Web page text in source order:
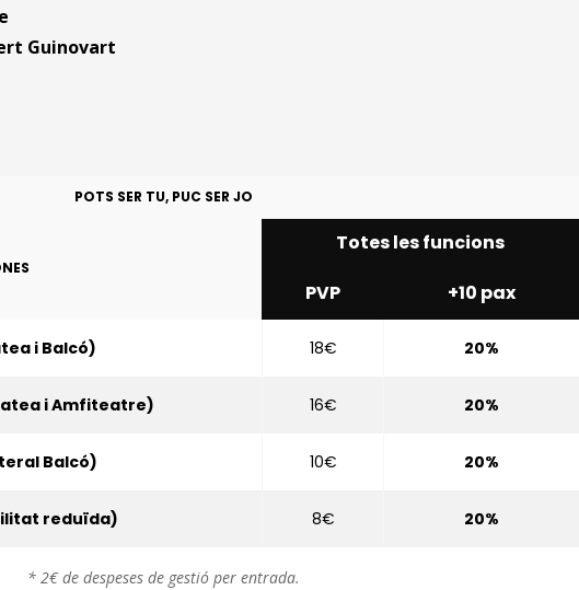
Guinovart
POTS SER TU, PUC SER JO
Totes les funcions
PVP
+10 pax
i Balcó) 18€ 20%
i Amfiteatre) 16€ 20%
Balcó) 10€ 20%
reduïda) 8€ 20%
* 2€ de despeses de gestió per entrada.